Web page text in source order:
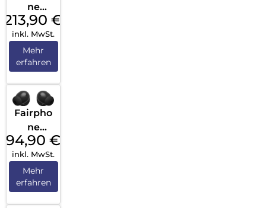
ne
Fairbud
s XL
(2025)
Forest
213,90 €
inkl. MwSt.
Mehr
erfahren
Fairpho
ne
Fairbud
s True
Wireles
s
94,90 €
inkl. MwSt.
Mehr
erfahren